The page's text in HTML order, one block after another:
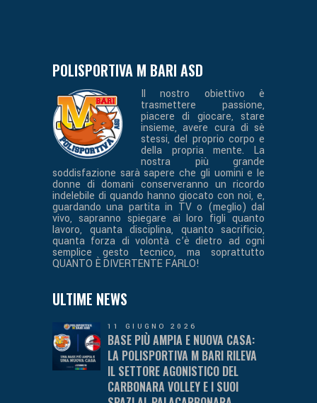
POLISPORTIVA M BARI ASD
Il nostro obiettivo è
trasmettere passione,
piacere di giocare, stare
insieme, avere cura di sè
stessi, del proprio corpo e
della propria mente. La
nostra più grande
soddisfazione sarà sapere che gli uomini e le
donne di domani conserveranno un ricordo
indelebile di quando hanno giocato con noi, e,
guardando una partita in TV o (meglio) dal
vivo, sapranno spiegare ai loro figli quanto
lavoro, quanta disciplina, quanto sacrificio,
quanta forza di volontà c’è dietro ad ogni
semplice gesto tecnico, ma soprattutto
QUANTO È DIVERTENTE FARLO!
ULTIME NEWS
11 GIUGNO 2026
BASE PIÙ AMPIA E NUOVA CASA:
LA POLISPORTIVA M BARI RILEVA
IL SETTORE AGONISTICO DEL
CARBONARA VOLLEY E I SUOI